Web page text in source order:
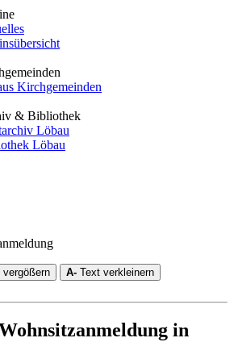
Kirchgemeinden
& Bibliothek
Löbau
Löbau
vergößern A- Text verkleinern
in